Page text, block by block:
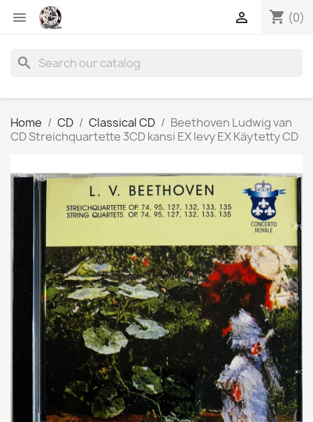
 shopping_cart (0)

search
Home CD Classical CD
Beethoven Ludwig van
CD Streichquartette 3CD kansi EX levy EX Käytetty CD